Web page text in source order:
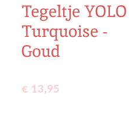
Tegeltje YOLO
Turquoise -
Goud
€ 13,95